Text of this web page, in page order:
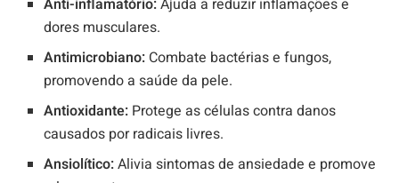
Anti-inflamatório:Ajuda a reduzir inflamações e
dores musculares.
Antimicrobiano: Combate bactérias e fungos,
promovendo a saúde da pele.
Antioxidante: Protege as células contra danos
causados por radicais livres.
Ansiolítico:Alivia sintomas de ansiedade e promove